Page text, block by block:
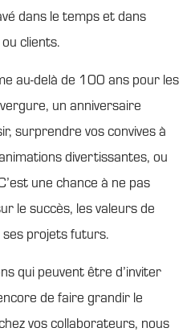
dans le temps et dans
clients.
au-delà de 100 ans pour les
un anniversaire
surprendre vos convives à
divertissantes, ou
une chance à ne pas
le succès, les valeurs de
projets futurs.
qui peuvent être d’inviter
de faire grandir le
vos collaborateurs, nous